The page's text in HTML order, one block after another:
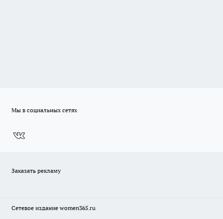
Мы в социальных сетях
Заказать рекламу
Сетевое издание women365.ru